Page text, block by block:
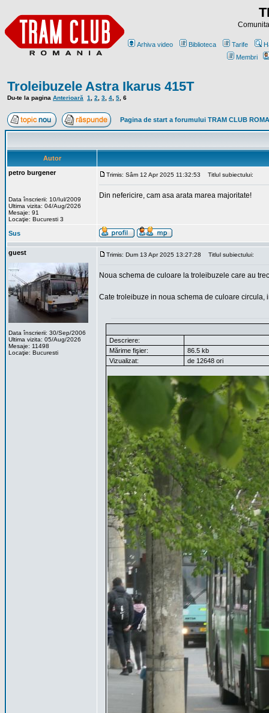
Arhiva video Biblioteca Tarife
Membri
Troleibuzele Astra Ikarus 415T
Du-te la pagina Anterioară 1 2 3 4 5 6
Pagina de start a forumului TRAM CLUB
Autor
petro burgener
Data înscrierii: 10/Iul/2009
Ultima vizita: 04/Aug/2026
Mesaje: 91
Locaţie: Bucuresti 3
Trimis: Sâm 12 Apr 2025 11:32:53 Titlul subiectului:
Din nefericire, cam asa arata marea majoritate!
Sus
guest
Data înscrierii: 30/Sep/2006
Ultima vizita: 05/Aug/2026
Mesaje: 11498
Locaţie: Bucuresti
Trimis: Dum 13 Apr 2025 13:27:28 Titlul subiectului:
Noua schema de culoare la troleibuzele care au
Cate troleibuze in noua schema de culoare circula,
Descriere:
Mărime fişier:
86.5 kb
Vizualizat:
de 12648 ori